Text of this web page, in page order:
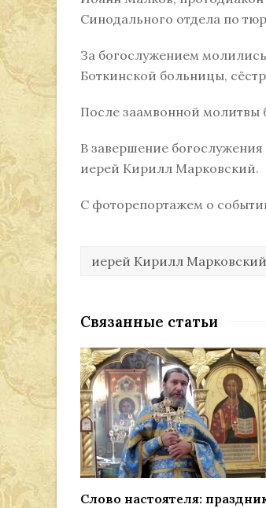
Синодального отдела по
За богослужением
Боткинской больницы,
После заамвонной молитвы
В завершение
иерей Кирилл Марковский.
С фоторепортажем о
иерей Кирилл Марковский
Связанные статьи
Слово настоятеля: